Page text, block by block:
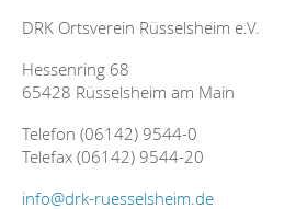
DRK Ortsverein Rüsselsheim e.V.
Hessenring 68
65428 Rüsselsheim am Main
Telefon (06142) 9544-0
Telefax (06142) 9544-20
info@drk-ruesselsheim.de